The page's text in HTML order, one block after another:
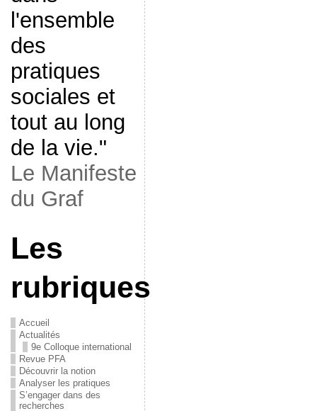
l'ensemble
des
pratiques
sociales et
tout au long
de la vie."
Le Manifeste
du Graf
Les
rubriques
Accueil
Actualités
9e Colloque international
Revue PFA
Découvrir la notion
Analyser les pratiques
S’engager dans des
recherches